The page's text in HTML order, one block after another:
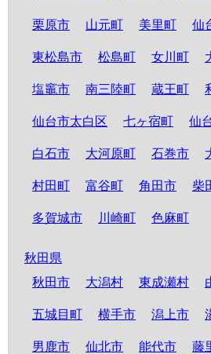
栗原市 山元町 美里町 仙
東松島市 松島町 女川町
塩竈市 南三陸町 蔵王町
仙台市太白区 七ヶ宿町 仙
白石市 大河原町 石巻市
村田町 富谷町 角田市 柴
多賀城市 川崎町 色麻町
秋田県
秋田市
大潟村 東成瀬村
五城目町 横手市 潟上市
男鹿市 仙北市 能代市 藤